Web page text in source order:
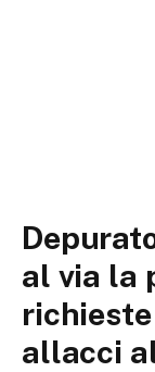
al via la
allacci